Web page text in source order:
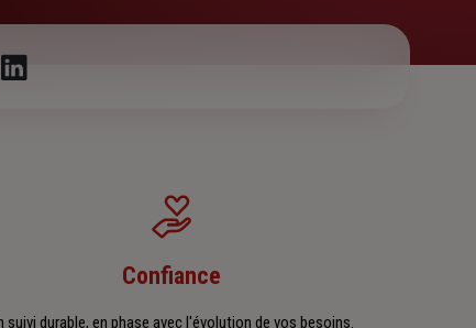
Confiance
suivi durable, en phase avec l'évolution de vos besoins.